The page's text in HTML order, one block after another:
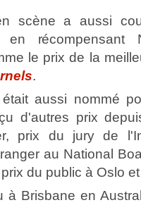
scène a aussi
en récompensant
le prix de la
.
était aussi nommé
d'autres prix
prix du jury de
au National
du public à Oslo
à Brisbane en